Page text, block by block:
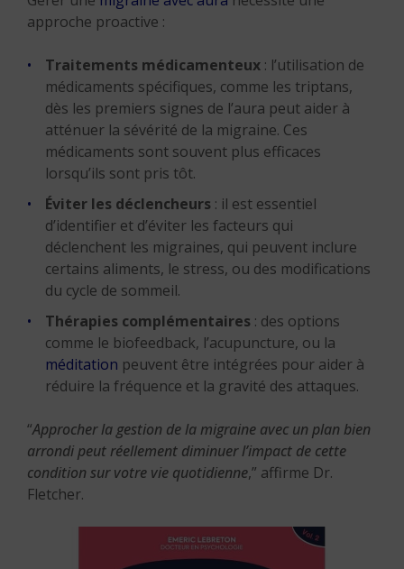
approche proactive :
Traitements médicamenteux : l’utilisation de
médicaments spécifiques, comme les triptans,
dès les premiers signes de l’aura peut aider à
atténuer la sévérité de la migraine. Ces
médicaments sont souvent plus efficaces
lorsqu’ils sont pris tôt.
Éviter les déclencheurs : il est essentiel
d’identifier et d’éviter les facteurs qui
déclenchent les migraines, qui peuvent inclure
certains aliments, le stress, ou des modifications
du cycle de sommeil.
Thérapies complémentaires : des options
comme le biofeedback, l’acupuncture, ou la
méditation peuvent être intégrées pour aider à
réduire la fréquence et la gravité des attaques.
“Approcher la gestion de la migraine avec un plan bien
arrondi peut réellement diminuer l’impact de cette
condition sur votre vie quotidienne,” affirme Dr.
Fletcher.